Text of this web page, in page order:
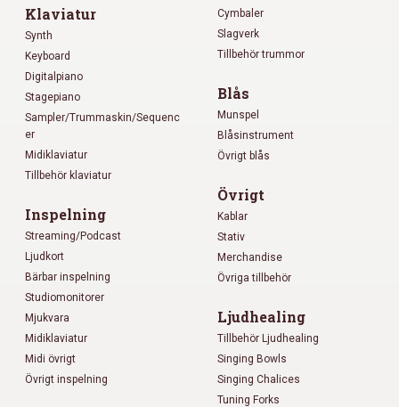
Klaviatur
Synth
Keyboard
Digitalpiano
Stagepiano
Sampler/Trummaskin/Sequenc
er
Midiklaviatur
Tillbehör klaviatur
Inspelning
Streaming/Podcast
Ljudkort
Bärbar inspelning
Studiomonitorer
Mjukvara
Midiklaviatur
Midi övrigt
Övrigt inspelning
Cymbaler
Slagverk
Tillbehör trummor
Blås
Munspel
Blåsinstrument
Övrigt blås
Övrigt
Kablar
Stativ
Merchandise
Övriga tillbehör
Ljudhealing
Tillbehör Ljudhealing
Singing Bowls
Singing Chalices
Tuning Forks